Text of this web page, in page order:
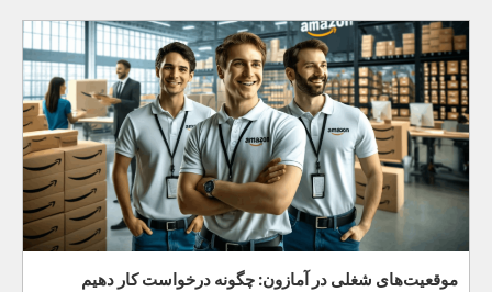
موقعیت‌های شغلی در آمازون: چگونه درخواست کار دهیم